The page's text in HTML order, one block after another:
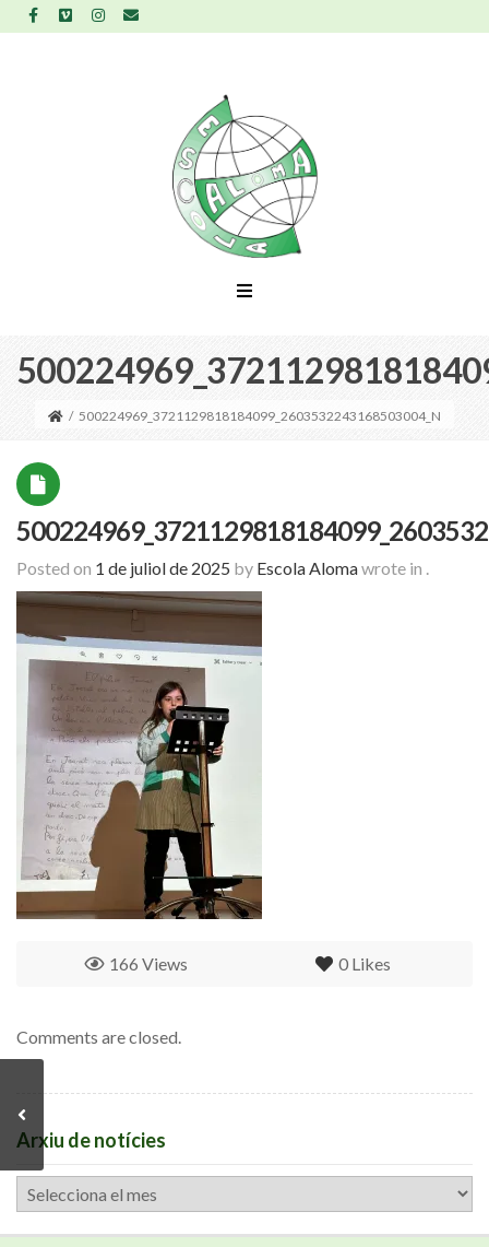
/ 500224969_3721129818184099_2603532243168503004_N
Posted on 1 de juliol de 2025 by Escola Alomawrote in .
0 Likes
166 Views
Comments are closed.
Arxiu de notícies
Arxiu
de
notícies